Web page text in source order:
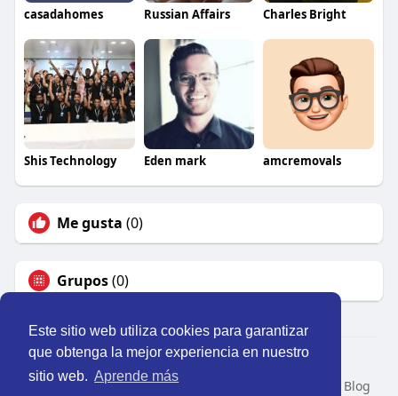
Este sitio web utiliza cookies para garantizar
que obtenga la mejor experiencia en nuestro
sitio web. Aprende más
casadahomes Russian Affairs Charles Bright
Shis Technology Eden mark amcremovals
Me gusta (0)
Grupos(0)
© 2026 Perú Activo
Inicio
Nosotros Contacto
Blog